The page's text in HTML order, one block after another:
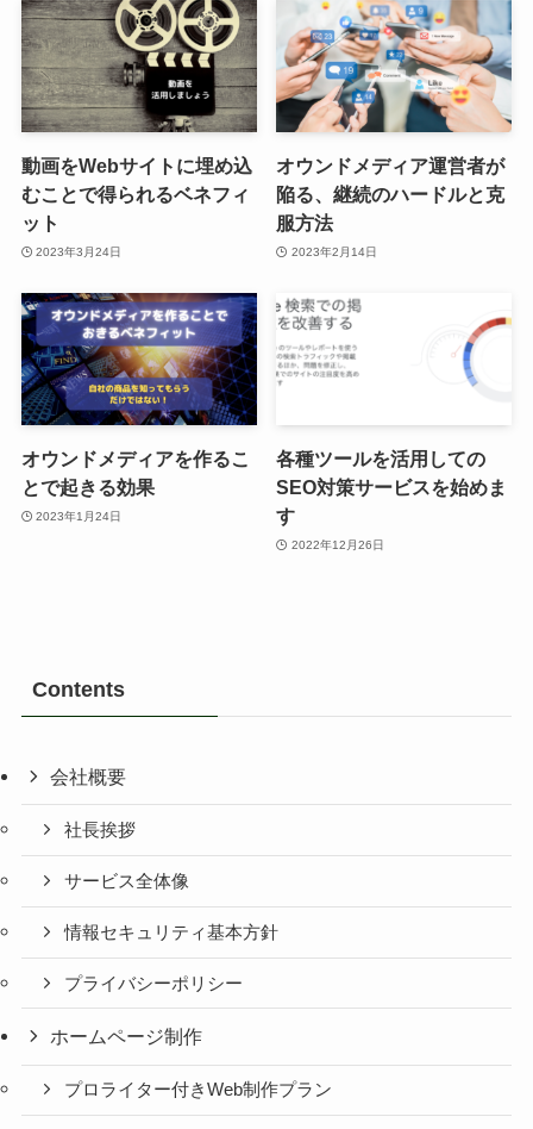
動画をWebサイトに埋め込
むことで得られるベネフィ
ット
2023年3月24日
オウンドメディア運営者が
陥る、継続のハードルと克
服方法
2023年2月14日
オウンドメディアを作るこ
とで起きる効果
2023年1月24日
各種ツールを活用しての
SEO対策サービスを始めま
す
2022年12月26日
Contents
会社概要
社長挨拶
サービス全体像
情報セキュリティ基本方針
プライバシーポリシー
ホームページ制作
プロライター付きWeb制作プラン